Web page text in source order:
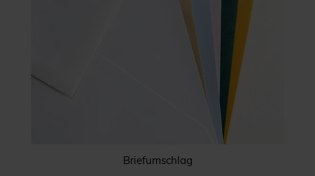
Briefumschlag